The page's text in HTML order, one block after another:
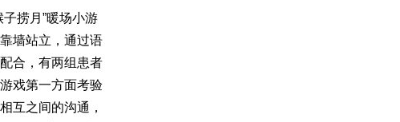
捞月”暖场小游
墙站立，通过语
合，有两组患者
戏第一方面考验
互之间的沟通，